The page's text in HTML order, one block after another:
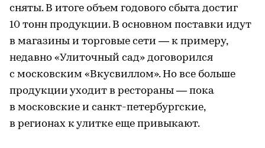
сняты. В итоге объем годового сбыта достиг
10 тонн продукции. В основном поставки идут
в магазины и торговые сети — к примеру,
недавно «Улиточный сад» договорился
с московским «Вкусвиллом». Но все больше
продукции уходит в рестораны — пока
в московские и санкт-петербургские,
в регионах к улитке еще привыкают.